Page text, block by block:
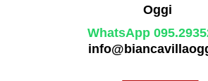
WhatsApp